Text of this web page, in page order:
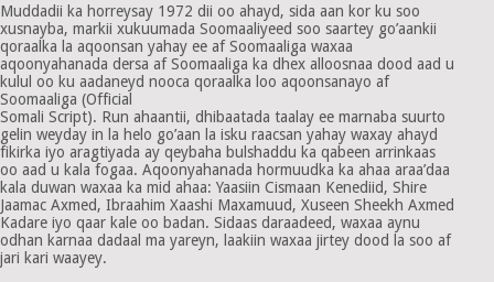
Muddadii ka horreysay 1972 dii oo ahayd, sida aan kor ku soo
xusnayba, markii xukuumada Soomaaliyeed soo saartey go’aankii
qoraalka la aqoonsan yahay ee af Soomaaliga waxaa
aqoonyahanada dersa af Soomaaliga ka dhex alloosnaa dood aad u
kulul oo ku aadaneyd nooca qoraalka loo aqoonsanayo af
Soomaaliga (Official
Somali Script). Run ahaantii, dhibaatada taalay ee marnaba suurto
gelin weyday in la helo go’aan la isku raacsan yahay waxay ahayd
fikirka iyo aragtiyada ay qeybaha bulshaddu ka qabeen arrinkaas
oo aad u kala fogaa. Aqoonyahanada hormuudka ka ahaa araa’daa
kala duwan waxaa ka mid ahaa: Yaasiin Cismaan Kenediid, Shire
Jaamac Axmed, Ibraahim Xaashi Maxamuud, Xuseen Sheekh Axmed
Kadare iyo qaar kale oo badan. Sidaas daraadeed, waxaa aynu
odhan karnaa dadaal ma yareyn, laakiin waxaa jirtey dood la soo af
jari kari waayey.